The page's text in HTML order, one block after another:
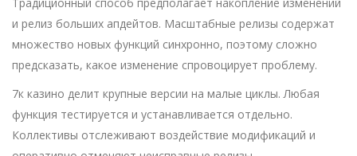
и релиз больших апдейтов. Масштабные релизы содержат
множество новых функций синхронно, поэтому сложно
предсказать, какое изменение спровоцирует проблему.
7к казино делит крупные версии на малые циклы. Любая
функция тестируется и устанавливается отдельно.
Коллективы отслеживают воздействие модификаций и